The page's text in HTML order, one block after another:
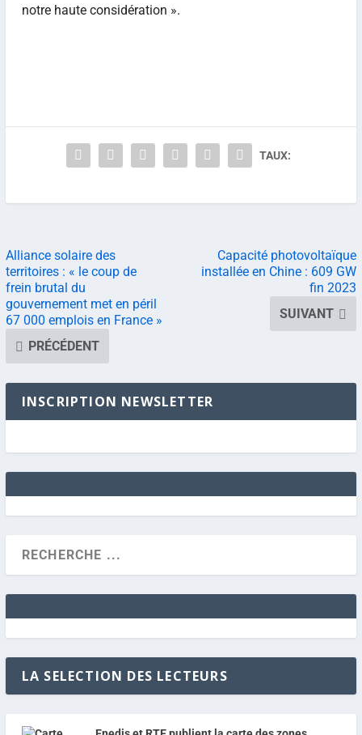
notre haute considération ».
TAUX:
Alliance solaire des
territoires : « le coup de
frein brutal du
gouvernement met en péril
67 000 emplois en France »
PRÉCÉDENT
Capacité photovoltaïque
installée en Chine : 609 GW
fin 2023
SUIVANT
INSCRIPTION NEWSLETTER
LA SELECTION DES LECTEURS